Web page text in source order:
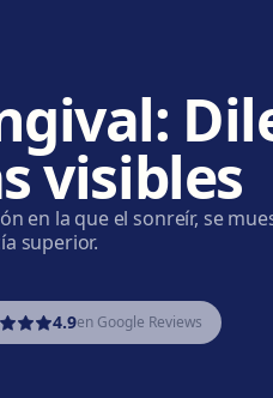
visibles
en la que el sonreír, se
superior.
4.9en Google Reviews